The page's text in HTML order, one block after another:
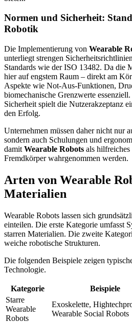
Normen und Sicherheit:
Robotik
Die Implementierung von Wearable
unterliegt strengen
Standards wie der ISO 13482. Da die
hier auf engstem Raum – direkt am
Aspekte wie Not-Aus-Funktionen,
biomechanische Grenzwerte
Sicherheit spielt die Nutzerakzeptanz
den Erfolg.
Unternehmen müssen daher nicht nur
sondern auch Schulungen und
damit Wearable Robots als
Fremdkörper wahrgenommen werden.
Arten von Wearable
Materialien
Wearable Robots lassen sich
einteilen. Die erste Kategorie umfasst
starren Materialien. Die zweite
weiche robotische Strukturen.
Die folgenden Beispiele zeigen
Technologie.
Kategorie Beispiele
Starre
Wearable
Robots
Exoskelette,
Wearable Social Robots